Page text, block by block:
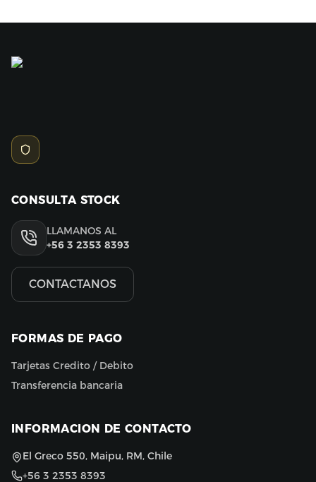
CONSULTA STOCK
LLAMANOS AL
+56 3 2353 8393
CONTACTANOS
FORMAS DE PAGO
Tarjetas Credito / Debito
Transferencia bancaria
INFORMACION DE CONTACTO
El Greco 550, Maipu, RM, Chile
+56 3 2353 8393